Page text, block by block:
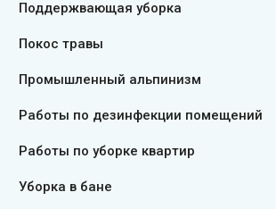
Поддержвающая уборка
Покос травы
Промышленный альпинизм
Работы по дезинфекции помещений
Работы по уборке квартир
Уборка в бане